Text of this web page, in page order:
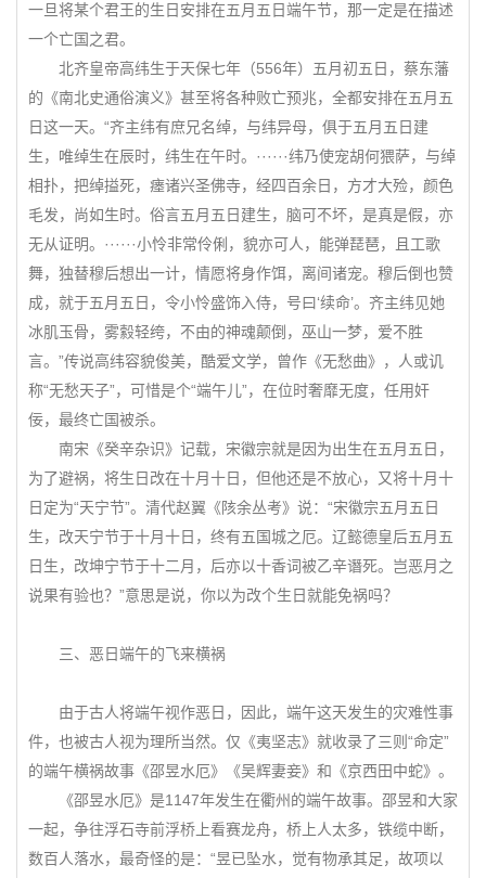
一旦将某个君王的生日安排在五月五日端午节，那一定是在描述
一个亡国之君。
北齐皇帝高纬生于天保七年（556年）五月初五日，蔡东藩
的《南北史通俗演义》甚至将各种败亡预兆，全都安排在五月五
日这一天。“齐主纬有庶兄名绰，与纬异母，俱于五月五日建
生，唯绰生在辰时，纬生在午时。······纬乃使宠胡何猥萨，与绰
相扑，把绰搤死，瘗诸兴圣佛寺，经四百余日，方才大殓，颜色
毛发，尚如生时。俗言五月五日建生，脑可不坏，是真是假，亦
无从证明。······小怜非常伶俐，貌亦可人，能弹琵琶，且工歌
舞，独替穆后想出一计，情愿将身作饵，离间诸宠。穆后倒也赞
成，就于五月五日，令小怜盛饰入侍，号曰‘续命’。齐主纬见她
冰肌玉骨，雾縠轻绔，不由的神魂颠倒，巫山一梦，爱不胜
言。”传说高纬容貌俊美，酷爱文学，曾作《无愁曲》，人或讥
称“无愁天子”，可惜是个“端午儿”，在位时奢靡无度，任用奸
佞，最终亡国被杀。
南宋《癸辛杂识》记载，宋徽宗就是因为出生在五月五日，
为了避祸，将生日改在十月十日，但他还是不放心，又将十月十
日定为“天宁节”。清代赵翼《陔余丛考》说：“宋徽宗五月五日
生，改天宁节于十月十日，终有五国城之厄。辽懿德皇后五月五
日生，改坤宁节于十二月，后亦以十香词被乙辛谮死。岂恶月之
说果有验也？”意思是说，你以为改个生日就能免祸吗？
三、恶日端午的飞来横祸
由于古人将端午视作恶日，因此，端午这天发生的灾难性事
件，也被古人视为理所当然。仅《夷坚志》就收录了三则“命定”
的端午横祸故事《邵昱水厄》《吴辉妻妾》和《京西田中蛇》。
《邵昱水厄》是1147年发生在衢州的端午故事。邵昱和大家
一起，争往浮石寺前浮桥上看赛龙舟，桥上人太多，铁缆中断，
数百人落水，最奇怪的是：“昱已坠水，觉有物承其足，故项以